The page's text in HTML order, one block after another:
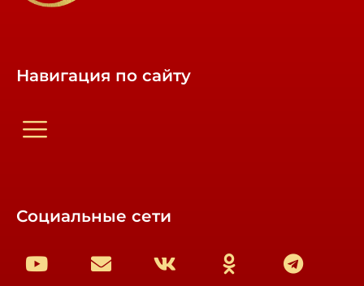
Навигация по сайту
Социальные сети